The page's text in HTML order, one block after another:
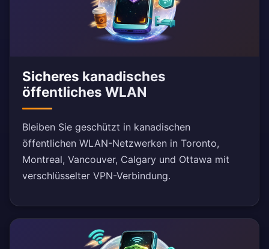
Sicheres kanadisches
öffentliches WLAN
Bleiben Sie geschützt in kanadischen
öffentlichen WLAN-Netzwerken in Toronto,
Montreal, Vancouver, Calgary und Ottawa mit
verschlüsselter VPN-Verbindung.